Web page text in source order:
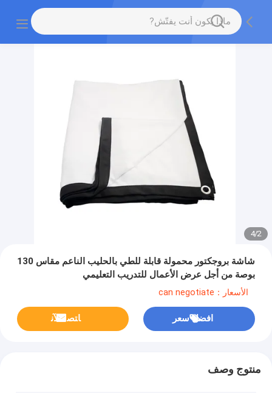
2
/
4
شاشة بروجكتور محمولة قابلة للطي بالحليب الناعم مقاس 130
بوصة من أجل عرض الأعمال للتدريب التعليمي
الأسعار：can negotiate
افضل سعر ﺎﺘﺼﻟ ﺍﻶﻧ
منتوج وصف